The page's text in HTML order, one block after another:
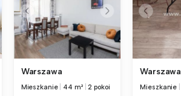
Warszawa
Mieszkanie 44 m² |2 pokoi
Warszawa
Mieszkanie